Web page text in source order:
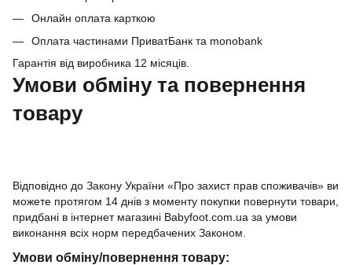
Онлайн оплата карткою
Оплата частинами ПриватБанк та monobank
Гарантія від виробника 12 місяців.
Умови обміну та повернення
товару
Відповідно до Закону України «Про захист прав споживачів» ви
можете протягом 14 днів з моменту покупки повернути товари,
придбані в інтернет магазині Babyfoot.com.ua за умови
виконання всіх норм передбачених Законом.
Умови обміну/повернення товару: